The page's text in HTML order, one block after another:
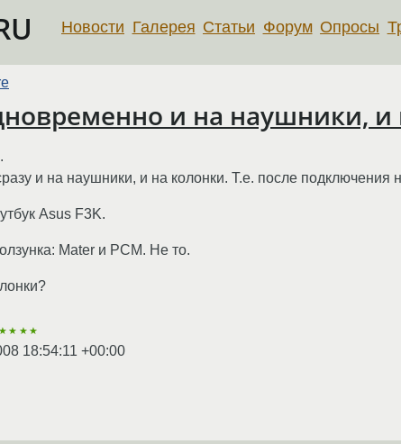
Новости Галерея Статьи Форум Опросы
и на наушники, и
и на наушники, и на колонки. Т.е. после
Asus F3K.
Mater и PCM. Не то.
18:54:11 +00:00